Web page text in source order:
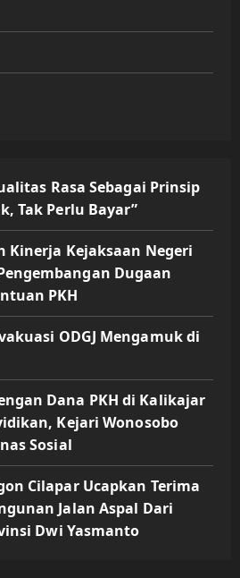
Rasa Sebagai Prinsip
Tak Perlu Bayar”
Kinerja Kejaksaan Negeri
Dugaan
PKH
ODGJ Mengamuk di
Dana PKH di Kalikajar
Kejari Wonosobo
Sosial
Cilapar Ucapkan Terima
Jalan Aspal Dari
Dwi Yasmanto